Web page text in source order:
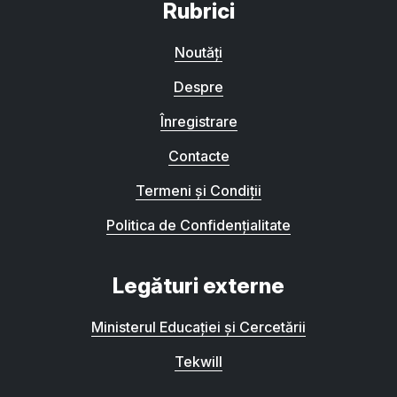
Rubrici
Noutăți
Despre
Înregistrare
Contacte
Termeni și Condiții
Politica de Confidențialitate
Legături externe
Ministerul Educației și Cercetării
Tekwill